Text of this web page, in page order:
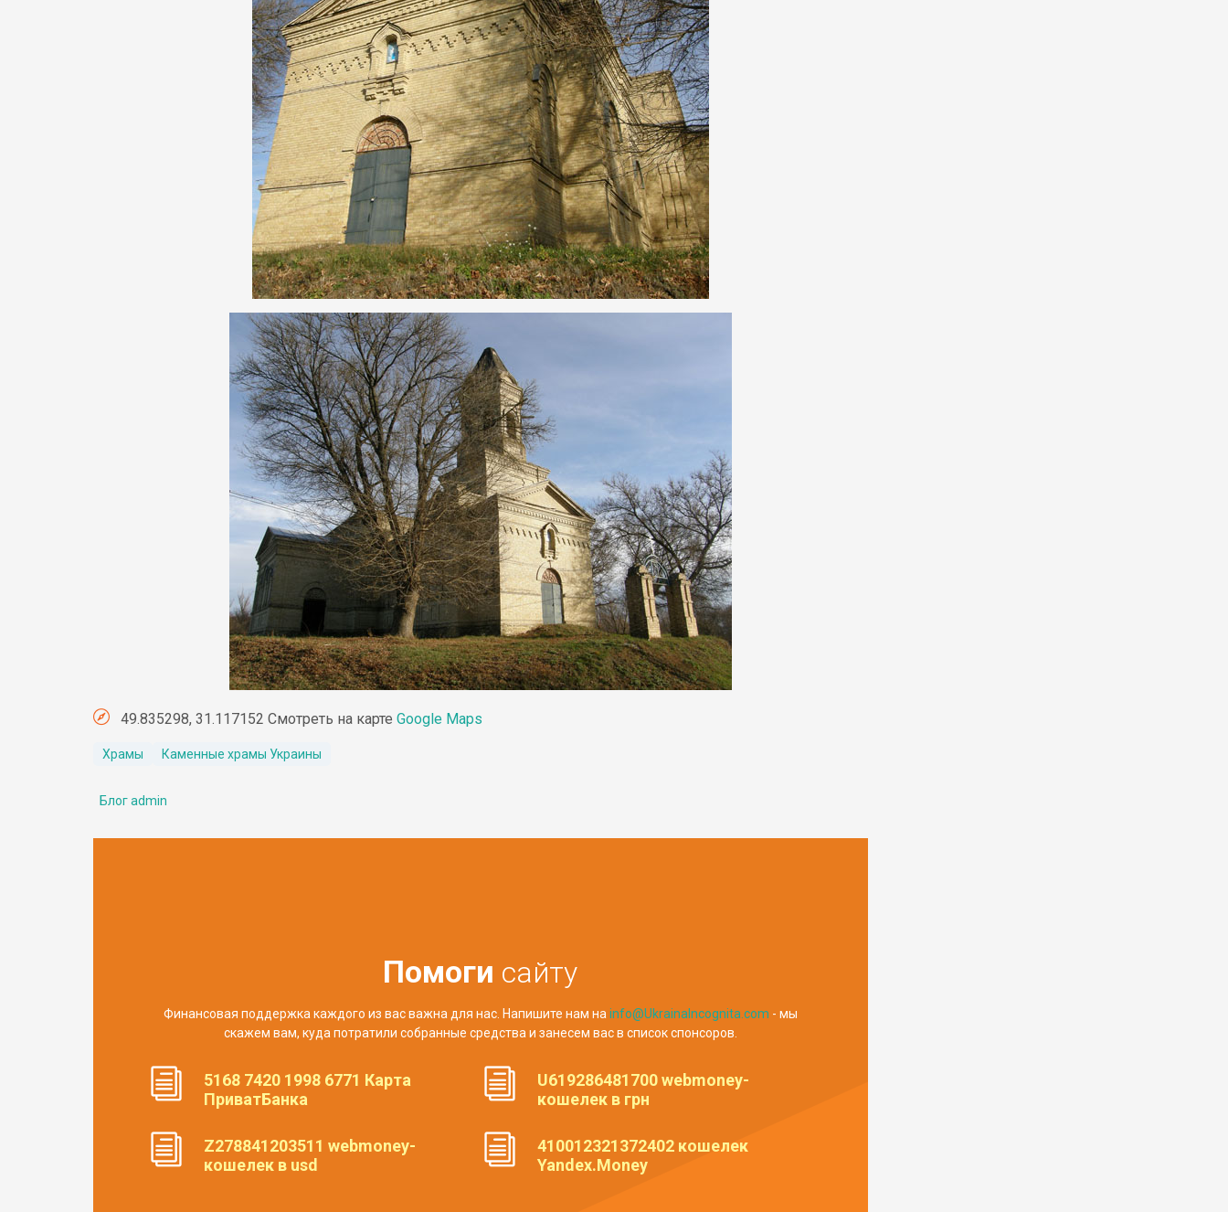
49.835298, 31.117152 Смотреть на карте Google Maps
Храмы Каменные храмы Украины
Блог admin
Помоги сайту
Финансовая поддержка каждого из вас важна для нас. Напишите нам на info@UkrainaIncognita.com - мы
скажем вам, куда потратили собранные средства и занесем вас в список спонсоров.
5168 7420 1998 6771 Карта
ПриватБанка
U619286481700 webmoney-
кошелек в грн
Z278841203511 webmoney-
кошелек в usd
410012321372402 кошелек
Yandex.Money